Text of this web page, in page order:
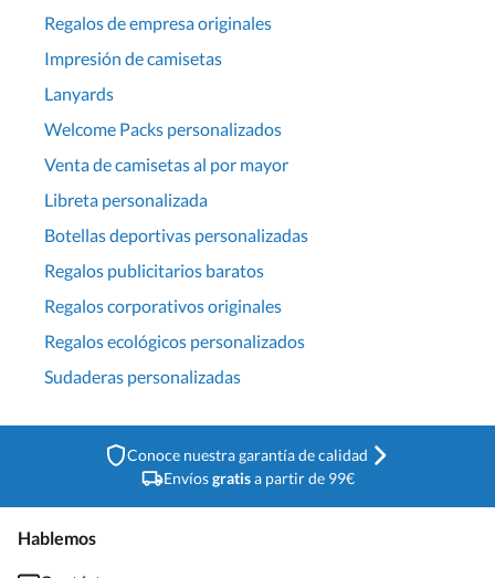
Regalos de empresa originales
Impresión de camisetas
Lanyards
Welcome Packs personalizados
Venta de camisetas al por mayor
Libreta personalizada
Botellas deportivas personalizadas
Regalos publicitarios baratos
Regalos corporativos originales
Regalos ecológicos personalizados
Sudaderas personalizadas
Conoce nuestra garantía de calidad
Envíosgratisa partir de 99€
Hablemos